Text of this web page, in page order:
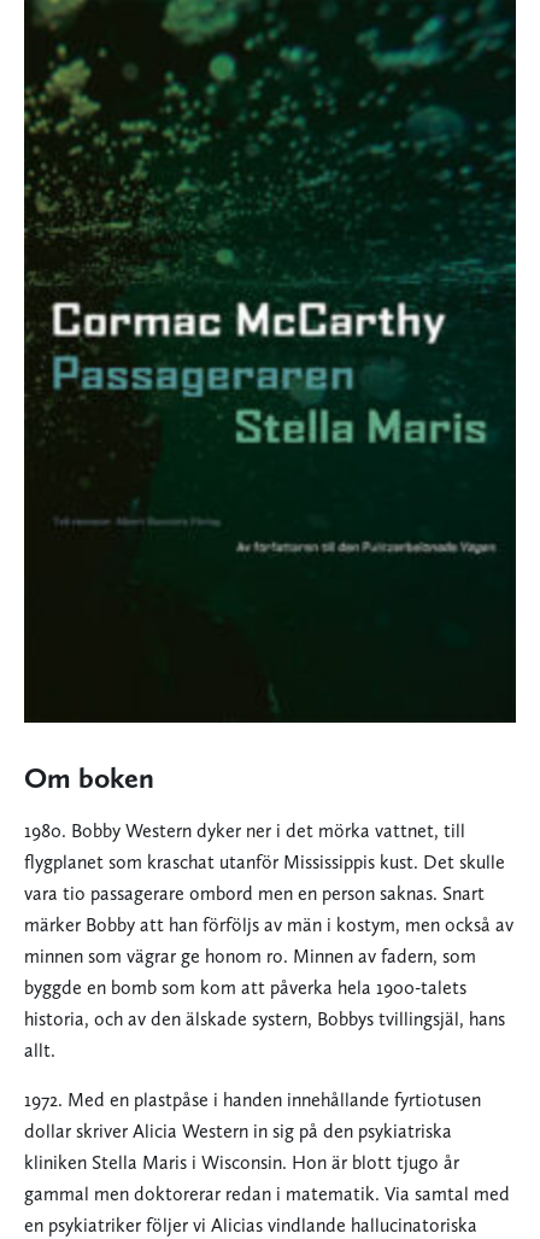
Om boken
1980. Bobby Western dyker ner i det mörka vattnet, till
flygplanet som kraschat utanför Mississippis kust. Det skulle
vara tio passagerare ombord men en person saknas. Snart
märker Bobby att han förföljs av män i kostym, men också av
minnen som vägrar ge honom ro. Minnen av fadern, som
byggde en bomb som kom att påverka hela 1900-talets
historia, och av den älskade systern, Bobbys tvillingsjäl, hans
allt.
1972. Med en plastpåse i handen innehållande fyrtiotusen
dollar skriver Alicia Western in sig på den psykiatriska
kliniken Stella Maris i Wisconsin. Hon är blott tjugo år
gammal men doktorerar redan i matematik. Via samtal med
en psykiatriker följer vi Alicias vindlande hallucinatoriska